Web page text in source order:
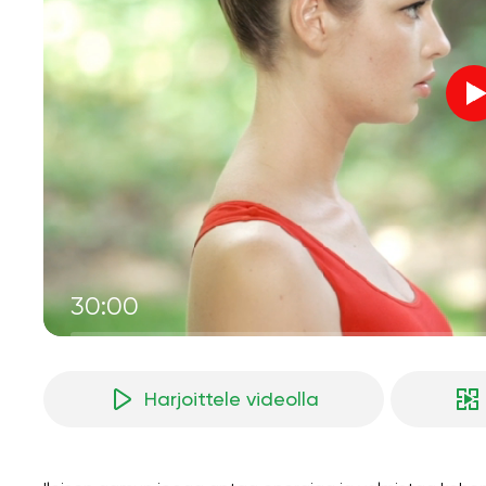
30:00
Harjoittele videolla